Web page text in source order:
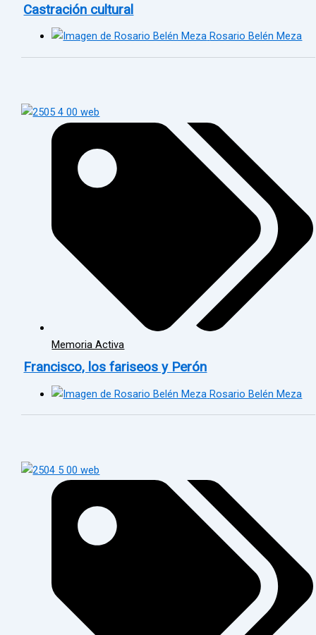
Castración cultural
Rosario Belén Meza
Memoria Activa
Francisco, los fariseos y Perón
Rosario Belén Meza